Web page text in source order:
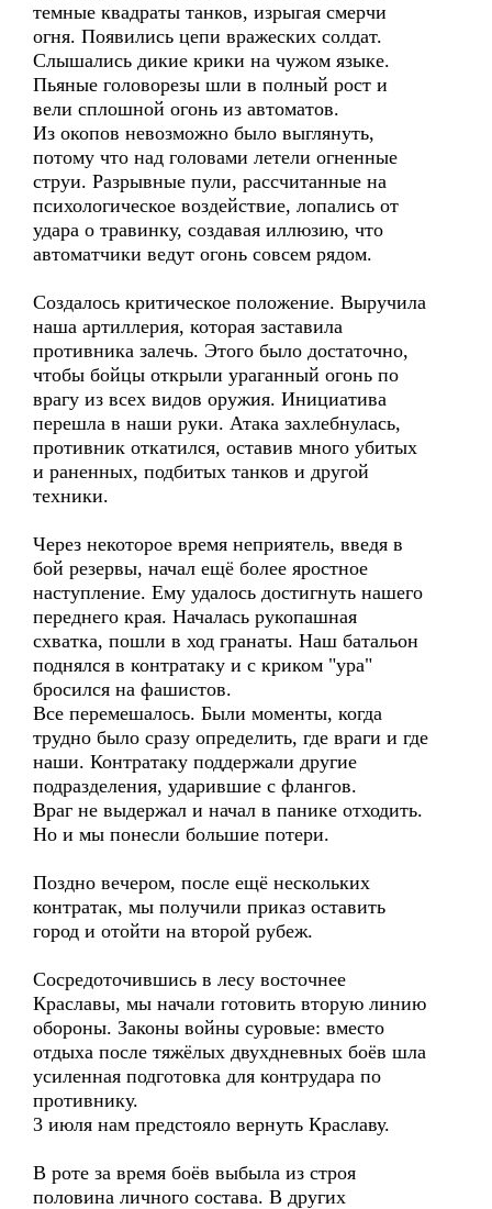
темные квадраты танков, изрыгая смерчи
огня. Появились цепи вражеских солдат.
Слышались дикие крики на чужом языке.
Пьяные головорезы шли в полный рост и
вели сплошной огонь из автоматов.
Из окопов невозможно было выглянуть,
потому что над головами летели огненные
струи. Разрывные пули, рассчитанные на
психологическое воздействие, лопались от
удара о травинку, создавая иллюзию, что
автоматчики ведут огонь совсем рядом.
Создалось критическое положение. Выручила
наша артиллерия, которая заставила
противника залечь. Этого было достаточно,
чтобы бойцы открыли ураганный огонь по
врагу из всех видов оружия. Инициатива
перешла в наши руки. Атака захлебнулась,
противник откатился, оставив много убитых
и раненных, подбитых танков и другой
техники.
Через некоторое время неприятель, введя в
бой резервы, начал ещё более яростное
наступление. Ему удалось достигнуть нашего
переднего края. Началась рукопашная
схватка, пошли в ход гранаты. Наш батальон
поднялся в контратаку и с криком "ура"
бросился на фашистов.
Все перемешалось. Были моменты, когда
трудно было сразу определить, где враги и где
наши. Контратаку поддержали другие
подразделения, ударившие с флангов.
Враг не выдержал и начал в панике отходить.
Но и мы понесли большие потери.
Поздно вечером, после ещё нескольких
контратак, мы получили приказ оставить
город и отойти на второй рубеж.
Сосредоточившись в лесу восточнее
Краславы, мы начали готовить вторую линию
обороны. Законы войны суровые: вместо
отдыха после тяжёлых двухдневных боёв шла
усиленная подготовка для контрудара по
противнику.
3 июля нам предстояло вернуть Краславу.
В роте за время боёв выбыла из строя
половина личного состава. В других